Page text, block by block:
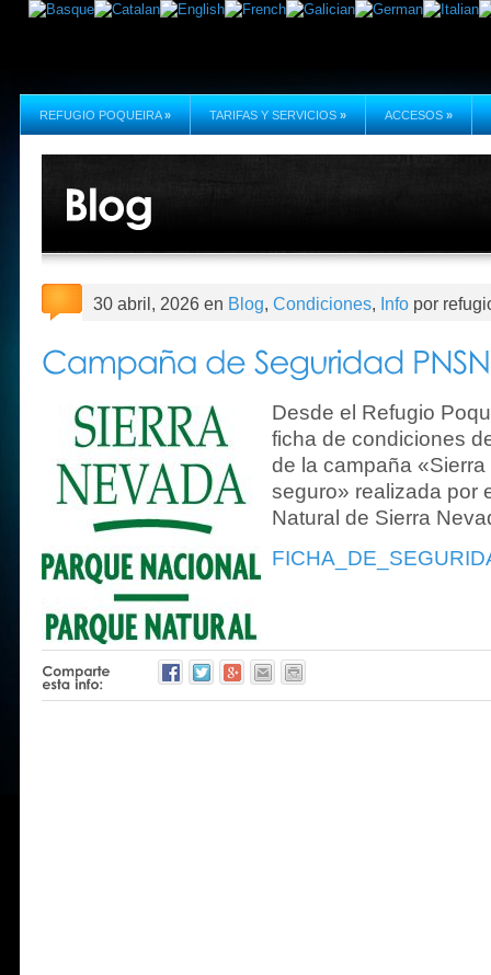
REFUGIO POQUEIRA » TARIFAS Y SERVICIOS » ACCESOS »
30 abril, 2026 en Blog, Condiciones, Info por
Desde el Refugio
ficha de condiciones
de la campaña
seguro» realizada por
Natural de Sierra